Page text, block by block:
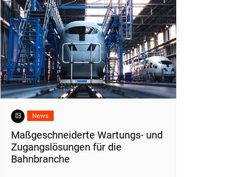
News
Maßgeschneiderte Wartungs- und
Zugangslösungen für die
Bahnbranche